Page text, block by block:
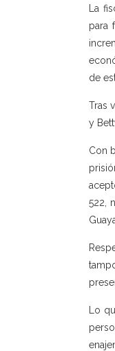
La
para
de
Tras
y
Con
522,
Lo